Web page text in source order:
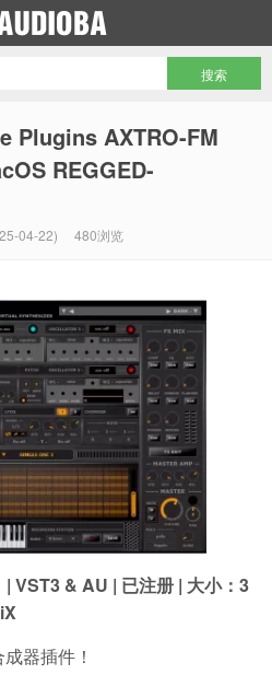
Plugins AXTRO-FM
REGGED-
04-22) 480浏览
VST3 & AU | 已注册 | 大小：3
器插件！